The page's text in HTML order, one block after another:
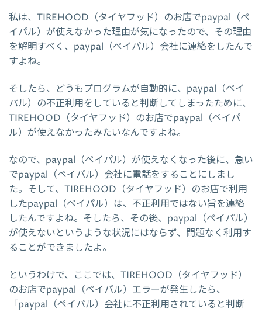
私は、TIREHOOD（タイヤフッド）のお店でpaypal（ペ
イパル）が使えなかった理由が気になったので、その理由
を解明すべく、paypal（ペイパル）会社に連絡をしたんで
すよね。
そしたら、どうもプログラムが自動的に、paypal（ペイ
パル）の不正利用をしていると判断してしまったために、
TIREHOOD（タイヤフッド）のお店でpaypal（ペイパ
ル）が使えなかったみたいなんですよね。
なので、paypal（ペイパル）が使えなくなった後に、急い
でpaypal（ペイパル）会社に電話をすることにしまし
た。そして、TIREHOOD（タイヤフッド）のお店で利用
したpaypal（ペイパル）は、不正利用ではない旨を連絡
したんですよね。そしたら、その後、paypal（ペイパル）
が使えないというような状況にはならず、問題なく利用す
ることができましたよ。
というわけで、ここでは、TIREHOOD（タイヤフッド）
のお店でpaypal（ペイパル）エラーが発生したら、
「paypal（ペイパル）会社に不正利用されていると判断